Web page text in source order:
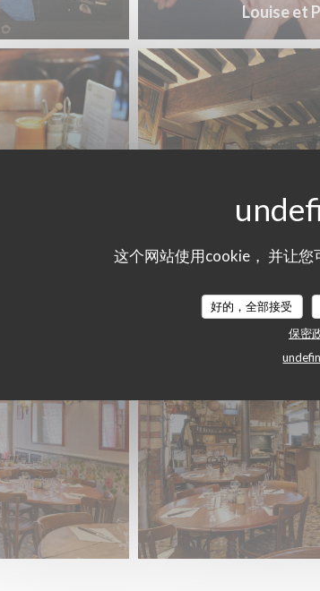
这个网站使用cookie， 并让您
好的，全部接受
保密
Louise et